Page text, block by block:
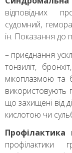
відповідних
судомний,
ін. Показання до
– приєднання
тонзиліт,
мікоплазмою та
використовують
що захищені від
кислотою чи
Профілактика
профілактики